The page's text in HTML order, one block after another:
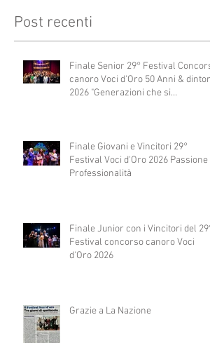
Post recenti
Finale Senior 29° Festival Concorso
canoro Voci d'Oro 50 Anni & dintorni
2026 "Generazioni che si
Finale Giovani e Vincitori 29°
Festival Voci d'Oro 2026 Passione e
Professionalità
Finale Junior con i Vincitori del 29°
Festival concorso canoro Voci
d'Oro 2026
Grazie a La Nazione